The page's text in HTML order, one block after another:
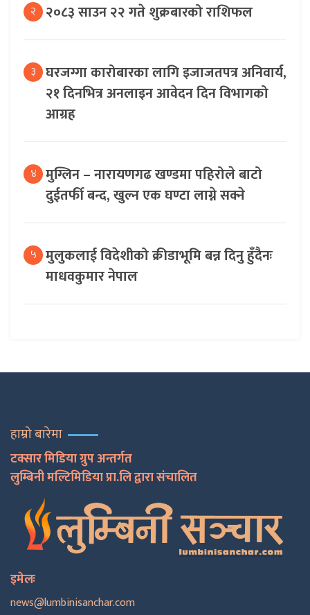
२ २०८३ साउन २२ गते शुक्रबारको राशिफल
३ घरजग्गा कारोबारका लागि इजाजतपत्र अनिवार्य,
२१ दिनभित्र अनलाइन आवेदन दिन विभागको
आग्रह
४ मुग्लिन – नारायणगढ खण्डमा पहिरोले बाटो
दुईतर्फी बन्द, खुल्न एक घण्टा लाग्ने सक्ने
५ मुलुकलाई विदेशीको क्रीडाभूमि बन्न दिनु हुँदैनः
माधवकुमार नेपाल
हाम्रो बारेमा
टक्सार मिडिया ग्रुप अन्तर्गत
लुम्बिनी मल्टिमिडिया प्रा.लि द्वारा संचालित
इमेलः
news@lumbinisanchar.com